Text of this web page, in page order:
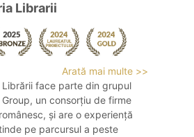
Librarii
Arată mai multe >>
Librării face parte din grupul
un consorțiu de firme
și are o experiență
pe parcursul a peste